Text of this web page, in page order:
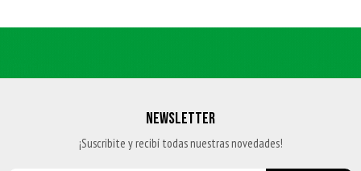
NEWSLETTER
¡Suscribite y recibí todas nuestras novedades!